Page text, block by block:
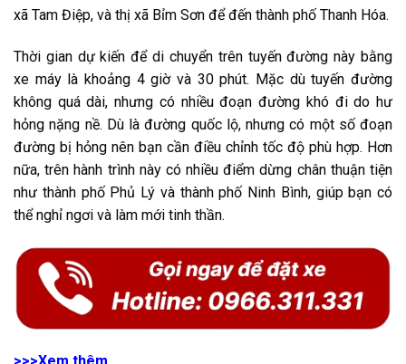
xã Tam Điệp, và thị xã Bỉm Sơn để đến thành phố Thanh Hóa.
Thời gian dự kiến để di chuyển trên tuyến đường này bằng
xe máy là khoảng 4 giờ và 30 phút. Mặc dù tuyến đường
không quá dài, nhưng có nhiều đoạn đường khó đi do hư
hỏng nặng nề. Dù là đường quốc lộ, nhưng có một số đoạn
đường bị hỏng nên bạn cần điều chỉnh tốc độ phù hợp. Hơn
nữa, trên hành trình này có nhiều điểm dừng chân thuận tiện
như thành phố Phủ Lý và thành phố Ninh Bình, giúp bạn có
thể nghỉ ngơi và làm mới tinh thần.